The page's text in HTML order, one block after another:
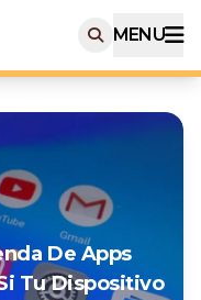
MENU
De Apps
Tu Dispositivo